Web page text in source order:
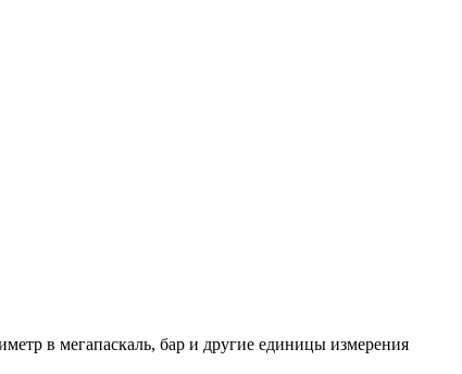
в мегапаскаль, бар и другие единицы измерения